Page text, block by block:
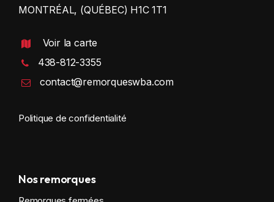
MONTRÉAL, (QUÉBEC) H1C 1T1
Voir la carte
438-812-3355
contact@remorqueswba.com
Politique de confidentialité
Nos remorques